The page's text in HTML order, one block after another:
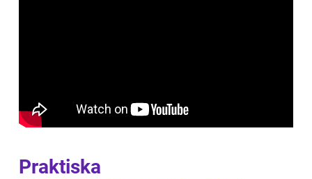
Praktiska